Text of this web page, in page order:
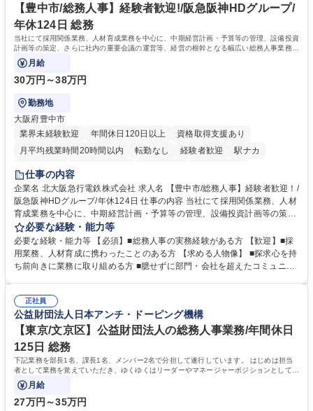
未満のため、無理なく経理として専門性を身につけられる環境です。 学
歴・資格 学歴：大学院 大学 高専 短大 専修学校 高校 語学力： 資格：日商
簿記検定1級 日商簿記検定2級
【豊中市/総務人事】経験者歓迎!/阪急阪神HDグループ/
年休124日 総務
当社にて採用関係業務、人材育成業務を中心に、中期経営計画・予算等の管理、設備投資
計画等の策定、さらに社内の重要会議の運営等、経営の根幹となる幅広い総務人事業務全
般を担当していただきます。
月給
30万円～38万円
勤務地
大阪府豊中市
業界未経験歓迎
年間休日120日以上
資格取得支援あり
月平均残業時間20時間以内
転勤なし 経験者歓迎
駅ナカ
退職金あり
土日祝休み
服装自由 昼食補助あり 食事補助あり
仕事の内容
企業名 北大阪急行電鉄株式会社 求人名 【豊中市/総務人事】経験者歓迎！/
阪急阪神HDグループ/年休124日 仕事の内容 当社にて採用関係業務、人材
育成業務を中心に、中期経営計画・予算等の管理、設備投資計画等の策
定、さらに社内の重要会議の運営等、経営の根幹となる幅広い総務人事業
務全般を担当していただきます。 【主な業務内容】 ■採用関係業務および
人材育成(社員研修)業務の推進 ■中期経営計画および予算等の管理 ■設備
投資計画等の策定 ■社内の重要会議の運営 ■その他総務人事業務全般 【入
務人事】経験者歓迎！/阪急阪神HDグループ/年休124日
必要な経験・能力等
必要な経験・能力等 【必須】■総務人事の実務経験がある方 【歓迎】■採
用業務、人材育成に携わったことのある方 【求める人物像】 ■探求心を持
ち前向きに業務に取り組める方 ■臆せずに部門・会社を超えたコミュニケ
囲のメンバーと協調しつつ主体性を持って能動的に業務を推進できる方 学
歴・資格 学歴：大学院 大学 高専 短大 専修学校 高校 語学力： 資格：
正社員
公益財団法人日本アンチ・ドーピング機構
【東京/文京区】公益財団法人の総務人事業務/年間休日
125日 総務
下記業務を部長1名、課長1名、メンバー2名で分担して遂行しています。 はじめは担当
者として業務を覚えていただき、ゆくゆくはリーダーやマネージャーポジションとして活
躍いただくことを期待しています。
月給
27万円～35万円